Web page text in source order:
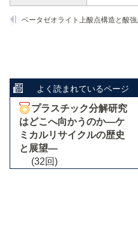
よく読まれているページ
プラスチック分解研究
はどこへ向かうのか―ケ
ミカルリサイクルの歴史
と展望―
(32回)